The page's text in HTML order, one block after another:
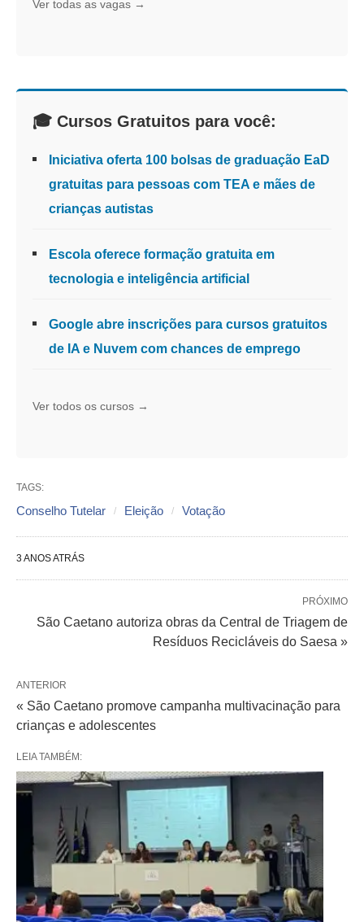
Ver todas as vagas →
🎓 Cursos Gratuitos para você:
Iniciativa oferta 100 bolsas de graduação EaD
gratuitas para pessoas com TEA e mães de
crianças autistas
Escola oferece formação gratuita em
tecnologia e inteligência artificial
Google abre inscrições para cursos gratuitos
de IA e Nuvem com chances de emprego
Ver todos os cursos →
TAGS:
Conselho Tutelar Eleição Votação
3 ANOS ATRÁS
PRÓXIMO
São Caetano autoriza obras da Central de Triagem de
Resíduos Recicláveis do Saesa »
ANTERIOR
« São Caetano promove campanha multivacinação para
crianças e adolescentes
LEIA TAMBÉM: